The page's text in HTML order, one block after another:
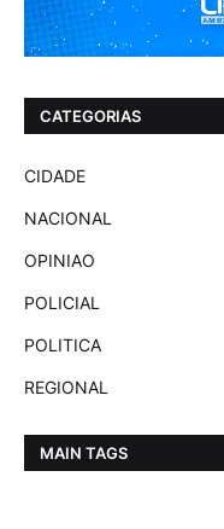
CATEGORIAS
CIDADE
NACIONAL
OPINIAO
POLICIAL
POLITICA
REGIONAL
MAIN TAGS